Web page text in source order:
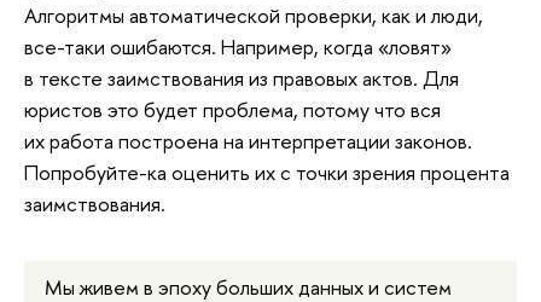
Алгоритмы автоматической проверки, как и люди,
все-таки ошибаются. Например, когда «ловят»
в тексте заимствования из правовых актов. Для
юристов это будет проблема, потому что вся
их работа построена на интерпретации законов.
Попробуйте-ка оценить их с точки зрения процента
заимствования.
Мы живем в эпоху больших данных и систем